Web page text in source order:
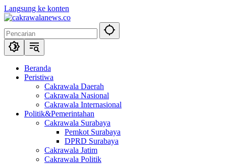
Langsung ke konten
Beranda
Peristiwa
Cakrawala Daerah
Cakrawala Nasional
Cakrawala Internasional
Politik&Pemerintahan
Cakrawala Surabaya
Pemkot Surabaya
DPRD Surabaya
Cakrawala Jatim
Cakrawala Politik